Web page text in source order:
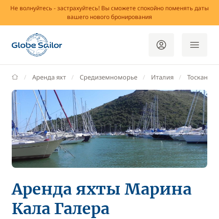
Не волнуйтесь - застрахуйтесь! Вы сможете спокойно поменять даты
вашего нового бронирования
GlobeSailor
Аренда яхт Средиземноморье Италия Тоскана
Аренда яхты Марина
Кала Галера